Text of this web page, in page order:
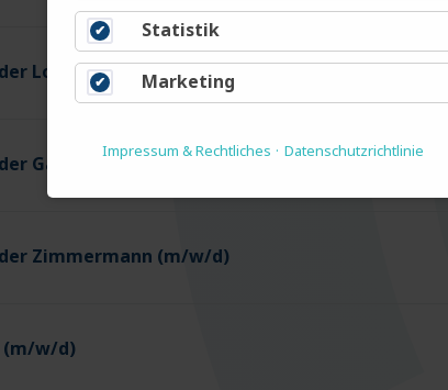
Logistiker (m/w/d)
Gartenbau (m/w/d)
Zimmermann (m/w/d)
(m/w/d)
Statistik
Marketing
Impressum & Rechtliches Datenschutzrichtlinie